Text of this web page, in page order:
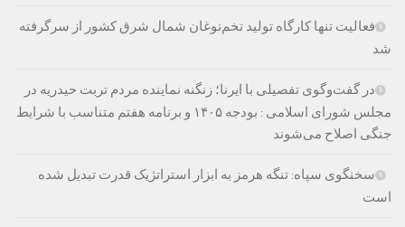
فعالیت تنها کارگاه تولید تخم‌نوغان شمال شرق کشور از سرگرفته
شد
در گفت‌وگوی تفصیلی با ایرنا؛ زنگنه نماینده مردم تربت حیدریه در
مجلس شورای اسلامی : بودجه ۱۴۰۵ و برنامه هفتم متناسب با شرایط
جنگی اصلاح می‌شوند
سخنگوی سپاه: تنگه هرمز به ابزار استراتژیک قدرت تبدیل شده
است